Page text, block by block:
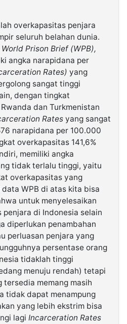
overkapasitas penjara
seluruh belahan dunia.
World Prison Brief(WPB),
angka narapidana per
Rates) yang
sangat tinggi
dengan tingkat
dan Turkmenistan
Rates yang sangat
narapidana per 100.000
overkapasitas 141,6%
memiliki angka
tidak terlalu tinggi, yaitu
overkapasitas yang
data WPB di atas kita bisa
untuk menyelesaikan
penjara di Indonesia selain
diperlukan penambahan
perluasan penjara yang
persentase orang
tidaklah tinggi
menuju rendah) tetapi
tersedia memang masih
tidak dapat menampung
yang lebih ekstrim bisa
lagi Incarceration Rates